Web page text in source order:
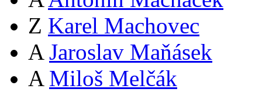
Z Karel Machovec
A Jaroslav Maňásek
A Miloš Melčák